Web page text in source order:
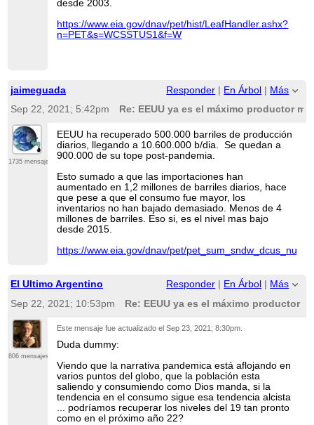
pandemia), vamos a
seguir así un tiempo.
la abuela".
Otra piedra mas en el
desde 2003.
https://www.eia.gov/dnav/pet/hist/LeafHandler.ashx?
n=PET&s=WCSSTUS1&f=W
jaimeguada Responder | En Árbol | Más
Sep 22, 2021; 5:42pm
Re: EEUU ya es el máximo productor
1735 mensajes
EEUU ha recuperado 500.000 barriles de producción
diarios, llegando a 10.600.000 b/dia. Se quedan a
900.000 de su tope post-pandemia.
Esto sumado a que las importaciones han
aumentado en 1,2 millones de barriles diarios, hace
que pese a que el consumo fue mayor, los
inventarios no han bajado demasiado. Menos de 4
millones de barriles. Eso si, es el nivel mas bajo
desde 2015.
https://www.eia.gov/dnav/pet/
El Ultimo Argentino Responder En Árbol
Más
Sep 22, 2021; 10:53pm
Re: EEUU ya es el máximo productor
806 mensajes
Este mensaje fue actualizado elSep 23, 2021; 8:30pm
Duda dummy:
Viendo que la narrativa pandemica está aflojando en
varios puntos del globo, que la población esta
saliendo y consumiendo como Dios manda, si la
tendencia en el consumo sigue esa tendencia alcista
... podríamos recuperar los niveles del 19 tan pronto
como en el próximo año 22?